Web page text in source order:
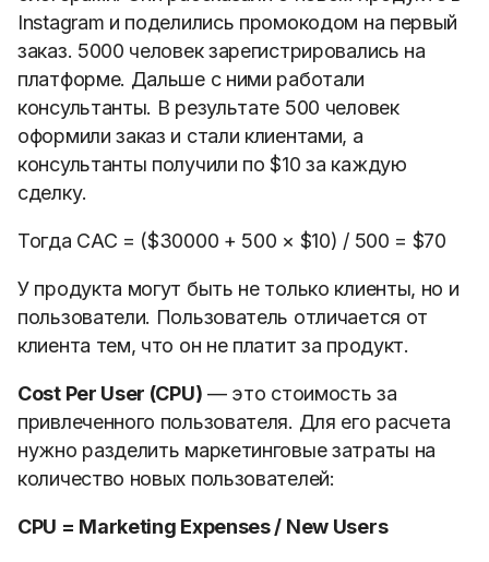
Instagram и поделились промокодом на первый
заказ. 5000 человек зарегистрировались на
платформе. Дальше с ними работали
консультанты. В результате 500 человек
оформили заказ и стали клиентами, а
консультанты получили по $10 за каждую
сделку.
Тогда CAC = ($30000 + 500 × $10) / 500 = $70
У продукта могут быть не только клиенты, но и
пользователи. Пользователь отличается от
клиента тем, что он не платит за продукт.
Cost Per User (CPU) — это стоимость за
привлеченного пользователя. Для его расчета
нужно разделить маркетинговые затраты на
количество новых пользователей:
CPU = Marketing Expenses / New Users